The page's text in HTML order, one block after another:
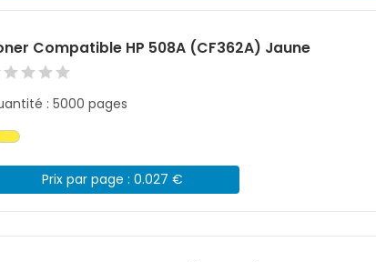
Compatible HP 508A (CF362A) Jaune
: 5000 pages
Prix par page : 0.027 €